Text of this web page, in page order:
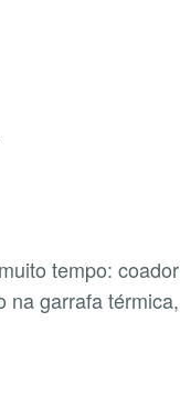
tempo: coador
na garrafa térmica,